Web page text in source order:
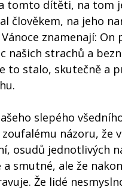
tomto dítěti, na
člověkem, na jeho
znamenají: On
našich strachů a
to stalo, skutečně a
slepého
názoru, že
osudů jednotlivých
smutné, ale že
Že lidé